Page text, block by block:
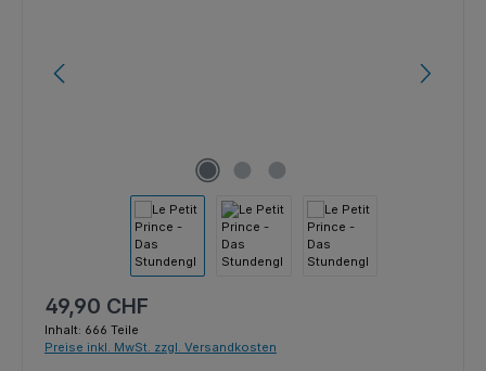
Regulärer Preis:
49,90 CHF
Inhalt: 666 Teile
Preise inkl. MwSt. zzgl. Versandkosten